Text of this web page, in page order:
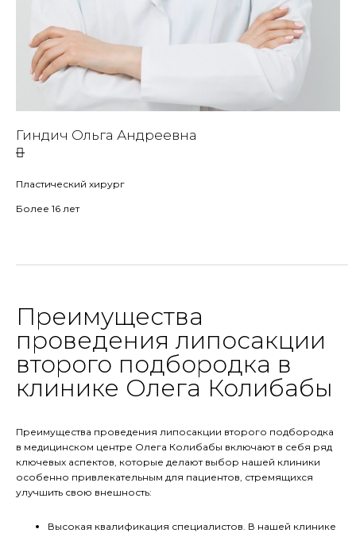
Гиндич Ольга Андреевна
Пластический хирург
Более 16 лет
Преимущества
проведения липосакции
второго подбородка в
клинике Олега Колибабы
Преимущества проведения липосакции второго подбородка
в медицинском центре Олега Колибабы включают в себя ряд
ключевых аспектов, которые делают выбор нашей клиники
особенно привлекательным для пациентов, стремящихся
улучшить свою внешность:
Высокая квалификация специалистов. В нашей клинике